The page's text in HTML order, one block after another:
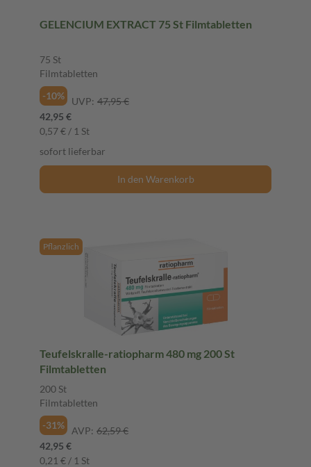
GELENCIUM EXTRACT 75 St Filmtabletten
75 St
Filmtabletten
-10%
UVP: 47,95 €
42,95 €
0,57 € / 1 St
sofort lieferbar
In den Warenkorb
Pflanzlich
Teufelskralle-ratiopharm 480 mg 200 St
Filmtabletten
200 St
Filmtabletten
-31%
AVP: 62,59 €
42,95 €
0,21 € / 1 St